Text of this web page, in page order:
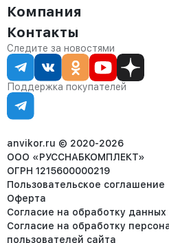
Доставка
Оплата
Сервис
Статус заказа
Статьи
Компания
О компании
Контакты
Партнёрам
Контакты
Отдел продаж:
8 (800) 234-22-62
corp@anvikor.ru
Ежедневно, с 7:00-19:00 (МСК)
Отдел рекламации:
8 (953) 455-25-61
Следите за новостями
Поддержка покупателей
anvikor.ru © 2020-2026
ООО «РУССНАБКОМПЛЕКТ»
ОГРН 1215600000219
Пользовательское соглашение
Оферта
Согласие на обработку
Согласие на обработку
пользователей сайта